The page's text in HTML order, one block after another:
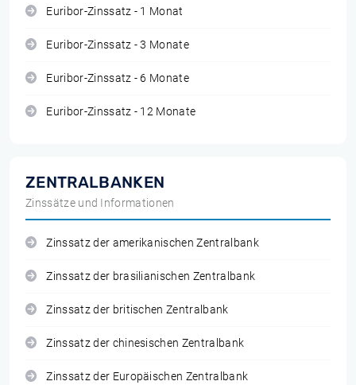
Euribor-Zinssatz - 1 Monat
Euribor-Zinssatz - 3 Monate
Euribor-Zinssatz - 6 Monate
Euribor-Zinssatz - 12 Monate
ZENTRALBANKEN
Zinssätze und Informationen
Zinssatz der amerikanischen Zentralbank
Zinssatz der brasilianischen Zentralbank
Zinssatz der britischen Zentralbank
Zinssatz der chinesischen Zentralbank
Zinssatz der Europäischen Zentralbank